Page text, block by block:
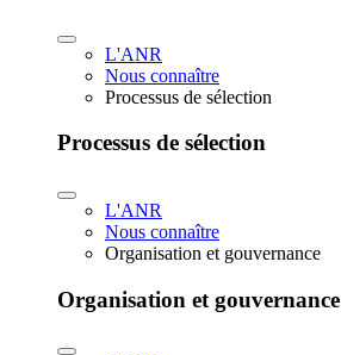
L'ANR
Nous connaître
Processus de sélection
Processus de sélection
L'ANR
Nous connaître
Organisation et gouvernance
Organisation et gouvernance